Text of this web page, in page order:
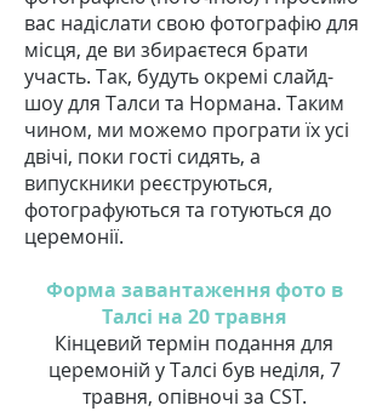
вас надіслати свою фотографію для
місця, де ви збираєтеся брати
участь. Так, будуть окремі слайд-
шоу для Талси та Нормана. Таким
чином, ми можемо програти їх усі
двічі, поки гості сидять, а
випускники реєструються,
фотографуються та готуються до
церемонії.
Форма завантаження фото в
Талсі на 20 травня
Кінцевий термін подання для
церемоній у Талсі був неділя, 7
травня, опівночі за CST.